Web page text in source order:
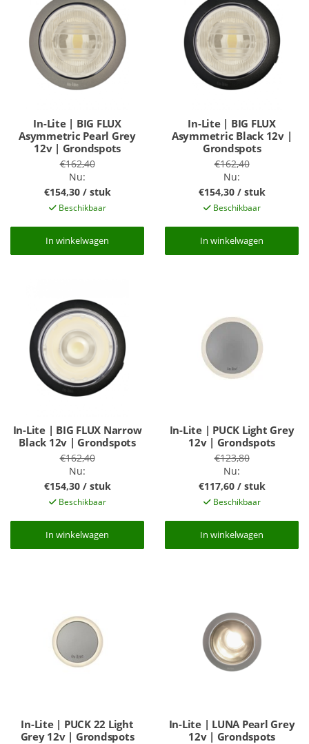
In-Lite | BIG FLUX
Asymmetric Pearl Grey
12v | Grondspots
€162,40
Nu:
€154,30 / stuk
Beschikbaar
In winkelwagen
In winkelwagen
In-Lite | BIG FLUX
Asymmetric Black 12v |
Grondspots
€162,40
Nu:
€154,30 / stuk
Beschikbaar
In winkelwagen
In winkelwagen
In-Lite | BIG FLUX Narrow
Black 12v | Grondspots
€162,40
Nu:
€154,30 / stuk
Beschikbaar
In winkelwagen
In winkelwagen
In-Lite | PUCK Light Grey
12v | Grondspots
€123,80
Nu:
€117,60 / stuk
Beschikbaar
In winkelwagen
In winkelwagen
In-Lite | PUCK 22 Light
Grey 12v | Grondspots
In-Lite | LUNA Pearl Grey
12v | Grondspots